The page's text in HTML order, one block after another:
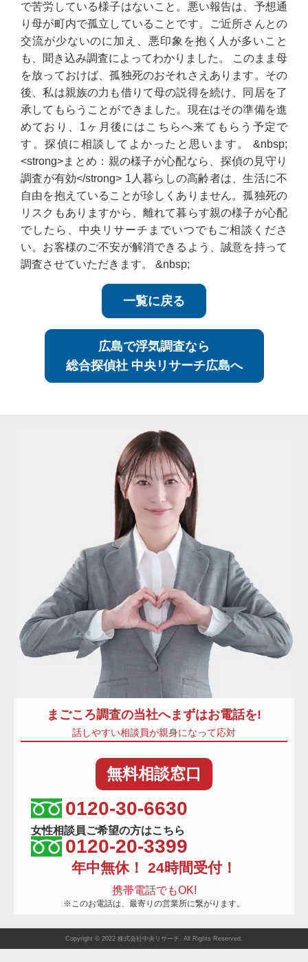
で苦労している様子はないこと。悪い報告は、予想通
り母が町内で孤立していることです。ご近所さんとの
交流が少ないのに加え、悪印象を抱く人が多いこと
も、聞き込み調査によってわかりました。 このまま母
を放っておけば、孤独死のおそれさえあります。その
後、私は親族の力も借りて母の説得を続け、同居を了
承してもらうことができました。現在はその準備を進
めており、1ヶ月後にはこちらへ来てもらう予定で
す。探偵に相談してよかったと思います。 &nbsp;
<strong>まとめ：親の様子が心配なら、探偵の見守り
調査が有効</strong> 1人暮らしの高齢者は、生活に不
自由を抱えていることが珍しくありません。孤独死の
リスクもありますから、離れて暮らす親の様子が心配
でしたら、中央リサーチまでいつでもご相談くださ
い。お客様のご不安が解消できるよう、誠意を持って
調査させていただきます。 &nbsp;
一覧に戻る
広島で浮気調査なら
総合探偵社 中央リサーチ広島へ
まごころ調査の当社へまずはお電話を!
話しやすい相談員が親身になって応対
無料相談窓口
0120-30-6630
女性相談員ご希望の方はこちら
0120-20-3399
年中無休！ 24時間受付！
携帯電話でもOK!
※このお電話は、最寄りの営業所に繋がります。
Copyright © 2022 株式会社中央リサーチ. All Rights Reserved.